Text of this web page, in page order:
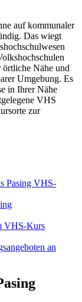
auf kommunaler
Das wiegt
örtliche Nähe und
Umgebung. Es
in Ihrer Nähe
VHS
zur
Pasing VHS-
VHS-Kurs
an